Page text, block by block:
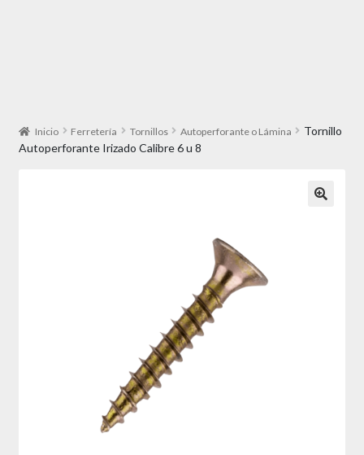
Inicio Ferretería Tornillos Autoperforante o Lámina
Tornillo
Autoperforante Irizado Calibre 6 u 8